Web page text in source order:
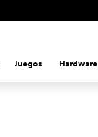
Juegos